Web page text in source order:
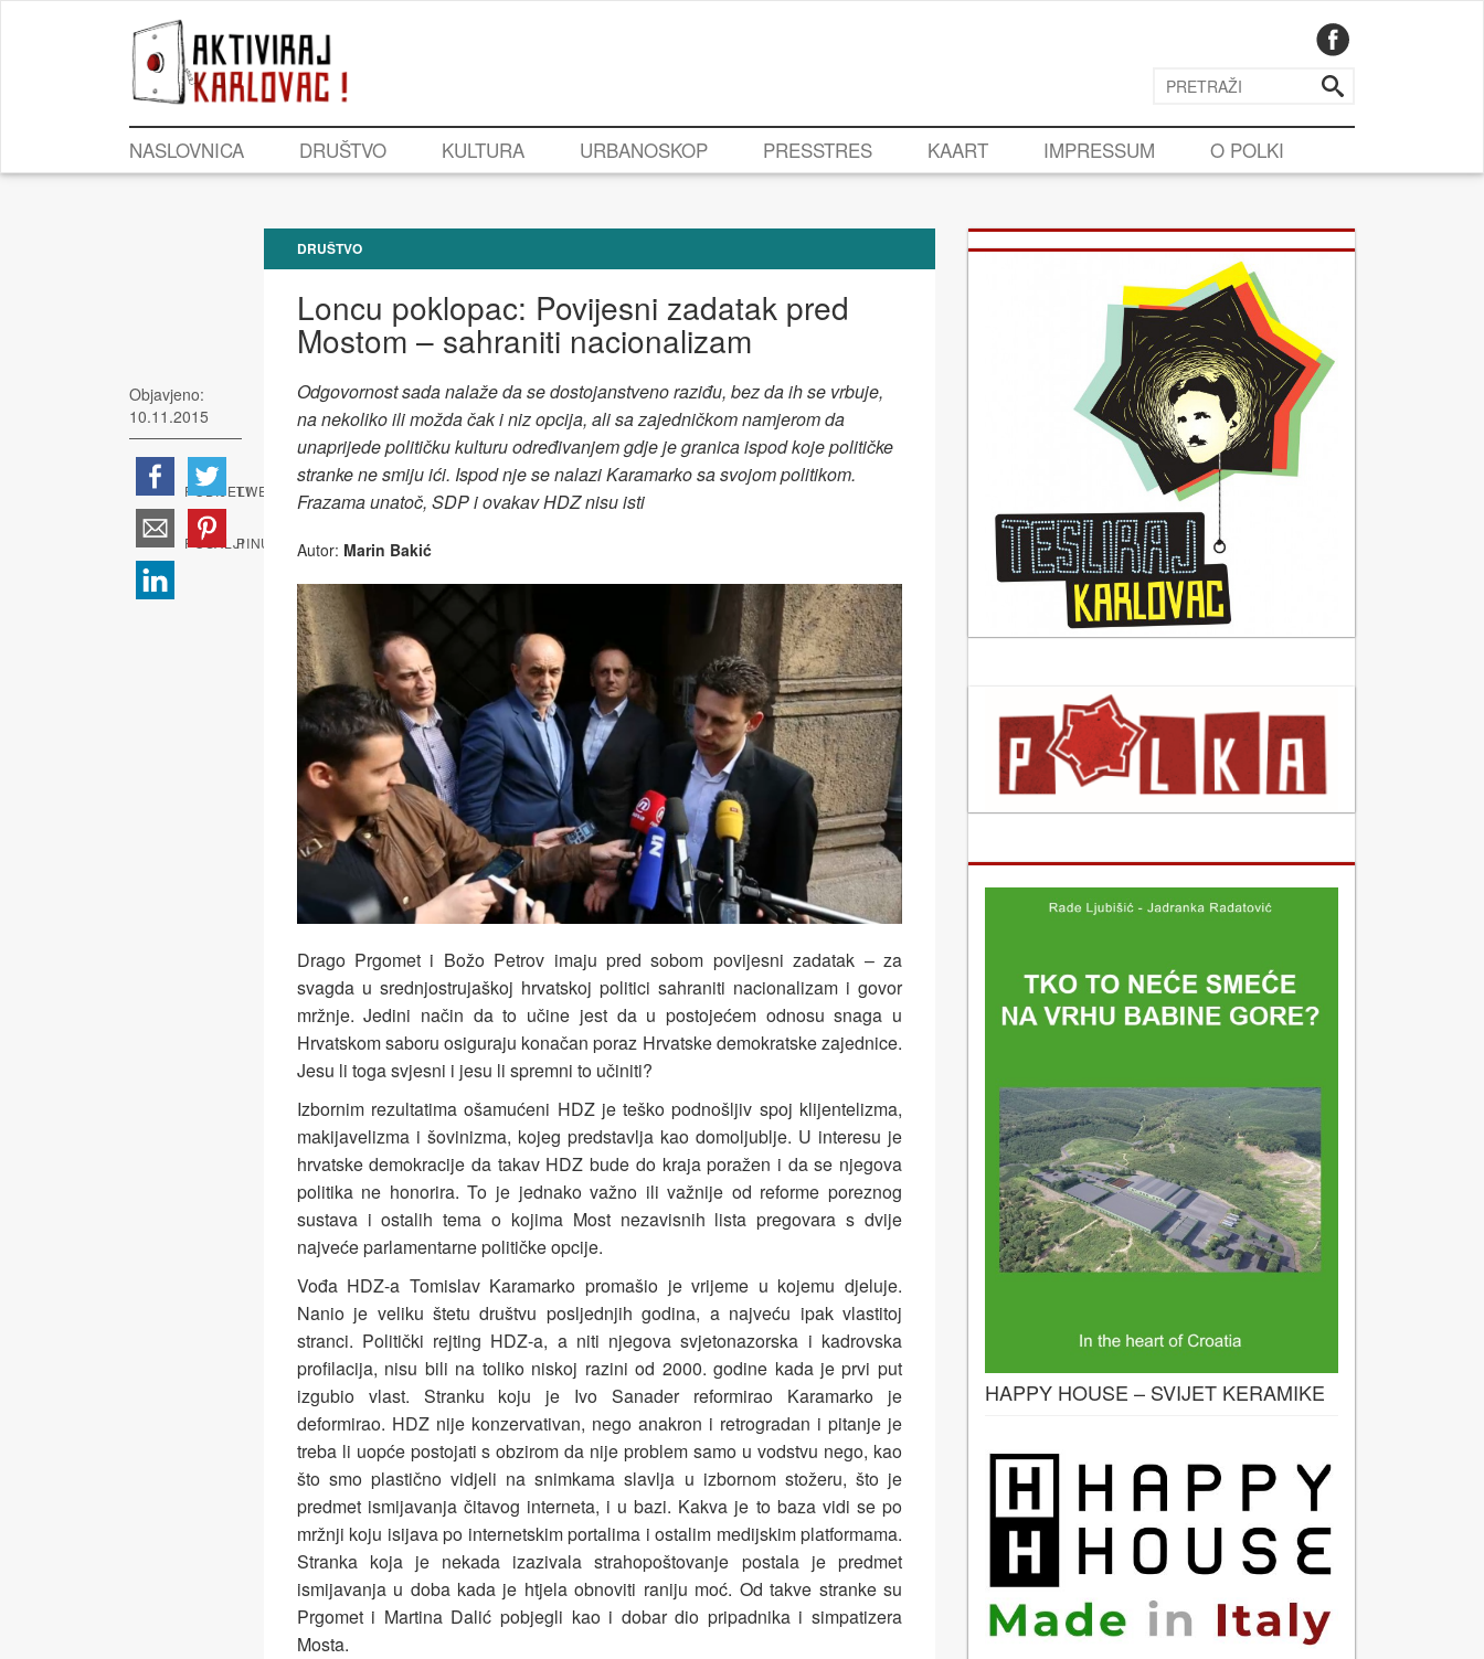
NASLOVNICA DRUŠTVO KULTURA URBANOSKOP PRESSTRES KAART IMPRESSUM O POLKI
Objavjeno:
10.11.2015
DRUŠTVO
Loncu poklopac: Povijesni zadatak pred
Mostom – sahraniti nacionalizam
Odgovornost sada nalaže da se dostojanstveno raziđu, bez da ih se vrbuje,
na nekoliko ili možda čak i niz opcija, ali sa zajedničkom namjerom da
unaprijede političku kulturu određivanjem gdje je granica ispod koje političke
stranke ne smiju ići. Ispod nje se nalazi Karamarko sa svojom politikom.
Frazama unatoč, SDP i ovakav HDZ nisu isti
Autor: Marin Bakić
Drago Prgomet i Božo Petrov imaju pred sobom povijesni zadatak – za
svagda u srednjostrujaškoj hrvatskoj politici sahraniti nacionalizam i govor
mržnje. Jedini način da to učine jest da u postojećem odnosu snaga u
Hrvatskom saboru osiguraju konačan poraz Hrvatske demokratske zajednice.
Jesu li toga svjesni i jesu li spremni to učiniti?
Izbornim rezultatima ošamućeni HDZ je teško podnošljiv spoj klijentelizma,
makijavelizma i šovinizma, kojeg predstavlja kao domoljublje. U interesu je
hrvatske demokracije da takav HDZ bude do kraja poražen i da se njegova
politika ne honorira. To je jednako važno ili važnije od reforme poreznog
sustava i ostalih tema o kojima Most nezavisnih lista pregovara s dvije
najveće parlamentarne političke opcije.
Vođa HDZ-a Tomislav Karamarko promašio je vrijeme u kojemu djeluje.
Nanio je veliku štetu društvu posljednjih godina, a najveću ipak vlastitoj
stranci. Politički rejting HDZ-a, a niti njegova svjetonazorska i kadrovska
profilacija, nisu bili na toliko niskoj razini od 2000. godine kada je prvi put
izgubio vlast. Stranku koju je Ivo Sanader reformirao Karamarko je
deformirao. HDZ nije konzervativan, nego anakron i retrogradan i pitanje je
treba li uopće postojati s obzirom da nije problem samo u vodstvu nego, kao
što smo plastično vidjeli na snimkama slavlja u izbornom stožeru, što je
predmet ismijavanja čitavog interneta, i u bazi. Kakva je to baza vidi se po
mržnji koju isijava po internetskim portalima i ostalim medijskim platformama.
Stranka koja je nekada izazivala strahopoštovanje postala je predmet
ismijavanja u doba kada je htjela obnoviti raniju moć. Od takve stranke su
Prgomet i Martina Dalić pobjegli kao i dobar dio pripadnika i simpatizera
Mosta.
HAPPY HOUSE – SVIJET KERAMIKE